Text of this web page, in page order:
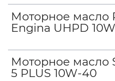
Моторное масло
Engina UHPD
Моторное масло
5 PLUS 10W-40